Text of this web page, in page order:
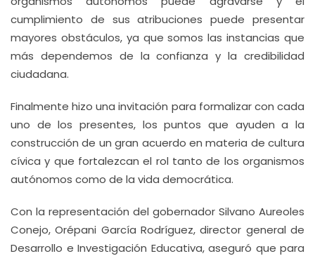
cumplimiento de sus atribuciones puede presentar
mayores obstáculos, ya que somos las instancias que
más dependemos de la confianza y la credibilidad
ciudadana.
Finalmente hizo una invitación para formalizar con cada
uno de los presentes, los puntos que ayuden a la
construcción de un gran acuerdo en materia de cultura
cívica y que fortalezcan el rol tanto de los organismos
autónomos como de la vida democrática.
Con la representación del gobernador Silvano Aureoles
Conejo, Orépani García Rodríguez, director general de
Desarrollo e Investigación Educativa, aseguró que para